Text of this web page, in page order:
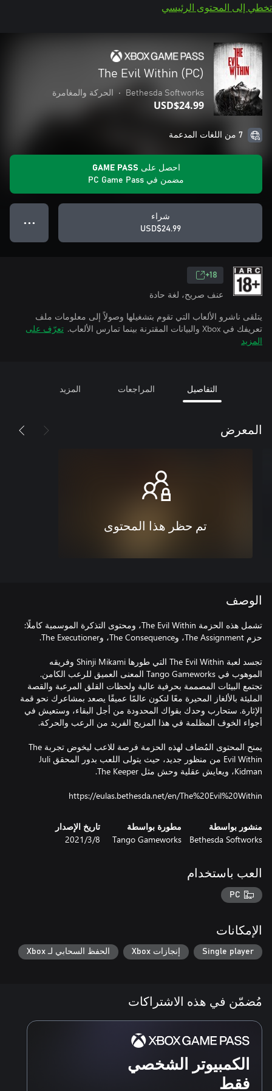
تخطي إلى المحتوى الرئيسي
The Evil Within (PC)
Bethesda Softworks
• الحركة والمغامرة
USD$24.99
7 من اللغات المدعمة
احصل على GAME PASS
مضمن في PC Game Pass
شراء
USD$24.99
● ● ●
18+
عنف صريح، لغة حادة
يتلقى ناشرو الألعاب التي تقوم بتشغيلها وصولاً إلى معلومات ملف
تعريفك في Xbox والبيانات المقترنة بينما تمارس الألعاب.
تعرّف على
المزيد
التفاصيل المراجعات المزيد
المعرض
تم حظر هذا المحتوى
الوصف
تشمل هذه الحزمة The Evil Within، ومحتوى التذكرة الموسمية كاملًا:
تجسد لعبة The Evil Within التي طورها Shinji Mikami وفريقه
الموهوب في Tango Gameworks المعنى العميق للرعب الكامن.
تجتمع البيئات المصممة بحرفية عالية ولحظات القلق المرعبة والقصة
المليئة بالألغاز المحيرة معًا لتكون عالمًا عميقًا يصعد بمشاعرك نحو قمة
الإثارة. ستحارب وحدك بقواك المحدودة من أجل البقاء، وستعيش في
يمنح المحتوى المُضاف لهذه الحزمة فرصة للاعب ليخوض تجربة The
Evil Within من منظور جديد، حيث يتولى اللعب بدور المحقق Juli
https://eulas.bethesda.net/en/The%20Evil%20Within
منشور بواسطة
Bethesda Softworks
مطورة بواسطة
Tango Gameworks
تاريخ الإصدار
8‏/3‏/2021
العب باستخدام
PC
الإمكانات
Single player إنجازات Xbox الحفظ السحابي لـ Xbox
مُضمّن في هذه الاشتراكات
الكمبيوتر الشخصي
فقط